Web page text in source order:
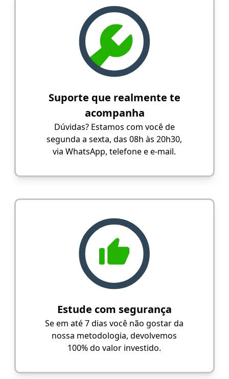
Suporte que realmente te
acompanha
Dúvidas? Estamos com você de
segunda a sexta, das 08h às 20h30,
via WhatsApp, telefone e e-mail.
Estude com segurança
Se em até 7 dias você não gostar da
nossa metodologia, devolvemos
100% do valor investido.